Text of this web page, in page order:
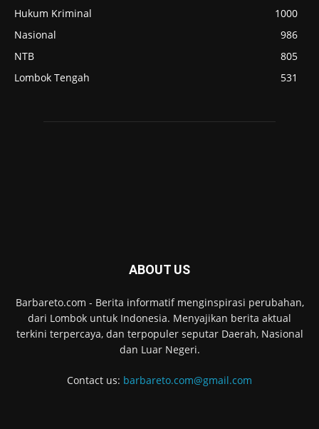
Hukum Kriminal
1000
Nasional
986
NTB
805
Lombok Tengah
531
ABOUT US
Barbareto.com - Berita informatif menginspirasi perubahan,
dari Lombok untuk Indonesia. Menyajikan berita aktual
terkini terpercaya, dan terpopuler seputar Daerah, Nasional
dan Luar Negeri.
Contact us: barbareto.com@gmail.com